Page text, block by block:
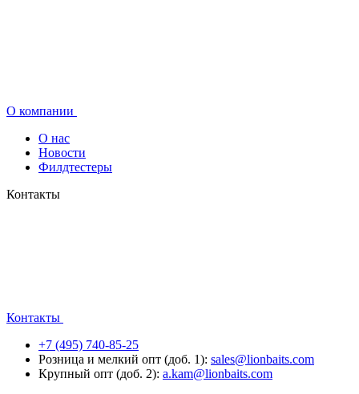
О компании
О нас
Новости
Филдтестеры
Контакты
Контакты
+7 (495) 740-85-25
Розница и мелкий опт (доб. 1): sales@lionbaits.com
Крупный опт (доб. 2): a.kam@lionbaits.com